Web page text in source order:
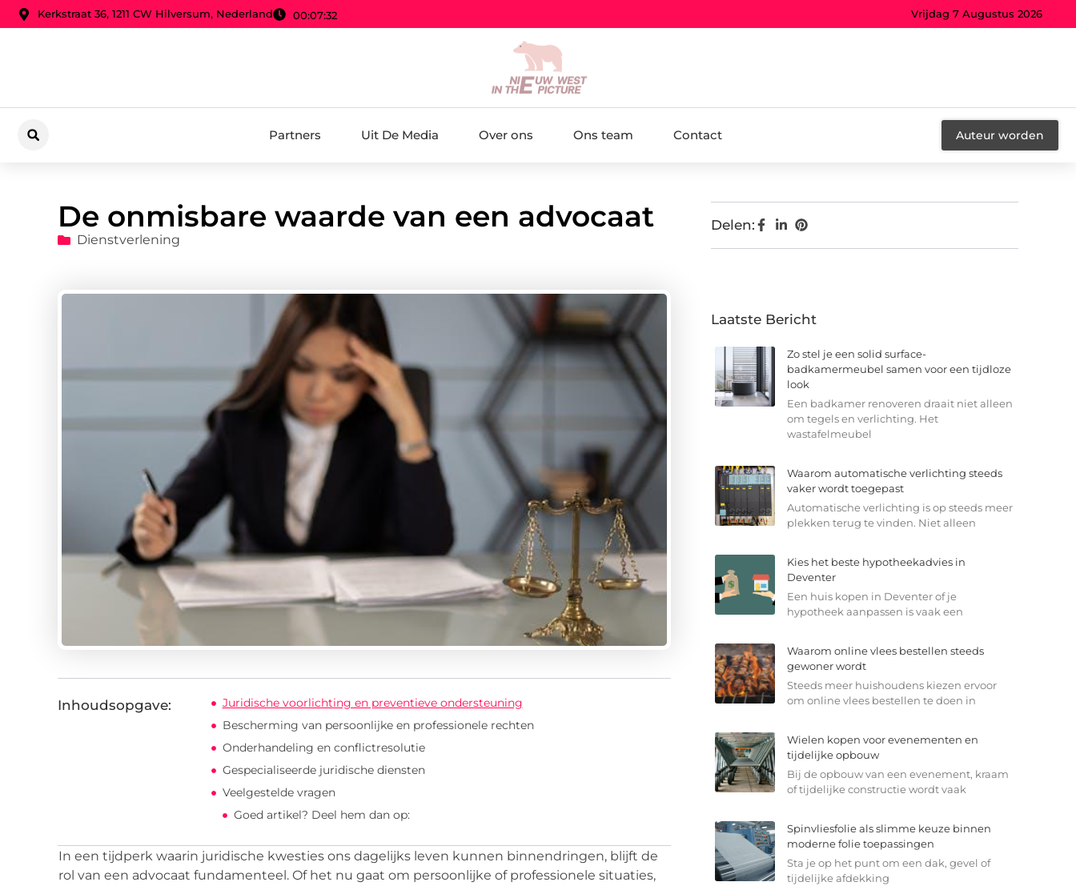
Kerkstraat 36, 1211 CW Hilversum, Nederland 00:07:34 Vrijdag 7 Augustus 2026
Partners Uit De Media Over ons Ons team Contact Auteur worden
De onmisbare waarde van een advocaat
Dienstverlening
Inhoudsopgave:
Juridische voorlichting en preventieve ondersteuning
Bescherming van persoonlijke en professionele rechten
Onderhandeling en conflictresolutie
Gespecialiseerde juridische diensten
Veelgestelde vragen
Goed artikel? Deel hem dan op:
In een tijdperk waarin juridische kwesties ons dagelijks leven kunnen binnendringen, blijft de
rol van een advocaat fundamenteel. Of het nu gaat om persoonlijke of professionele situaties,
Delen:
Laatste Bericht
Zo stel je een solid surface-
badkamermeubel samen voor een tijdloze
look
Een badkamer renoveren draait niet alleen
om tegels en verlichting. Het
wastafelmeubel
Waarom automatische verlichting steeds
vaker wordt toegepast
Automatische verlichting is op steeds meer
plekken terug te vinden. Niet alleen
Kies het beste hypotheekadvies in
Deventer
Een huis kopen in Deventer of je
hypotheek aanpassen is vaak een
Waarom online vlees bestellen steeds
gewoner wordt
Steeds meer huishoudens kiezen ervoor
om online vlees bestellen te doen in
Wielen kopen voor evenementen en
tijdelijke opbouw
Bij de opbouw van een evenement, kraam
of tijdelijke constructie wordt vaak
Spinvliesfolie als slimme keuze binnen
moderne folie toepassingen
Sta je op het punt om een dak, gevel of
tijdelijke afdekking